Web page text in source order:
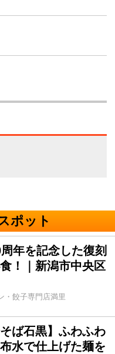
ポット
年を記念した復刻
！｜新潟市中央区
・餃子専門店満里
そば石黒】ふわふわ
水で仕上げた麺を